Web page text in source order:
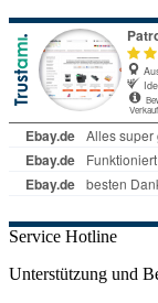
Service Hotline
Unterstützung und